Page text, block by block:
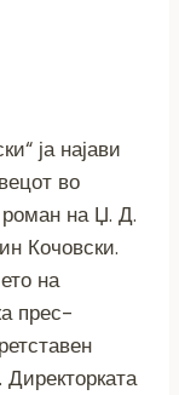
ја најави
во
роман на Џ. Д.
Кочовски.
на
прес-
Директорката